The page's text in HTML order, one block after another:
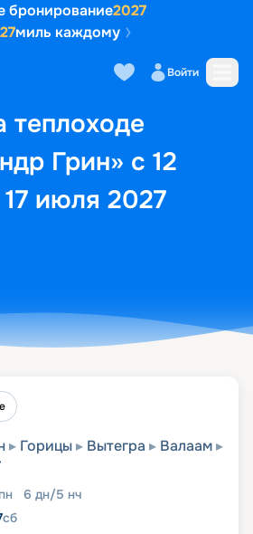
бронирование2027
миль каждому
Войти
теплоходе
Грин» с 12
июля 2027
кают Маршрут и
Горицы Вытегра
Валаам
пн 6 дн/5 нч
сб